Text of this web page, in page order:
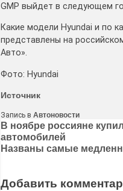
GMP выйдет в следующем
Какие модели Hyundai и по
представлены на
Авто».
Фото: Hyundai
Источник
Запись в Автоновости
Навигация
по
В ноябре россияне
автомобилей
Названы самые
Добавить